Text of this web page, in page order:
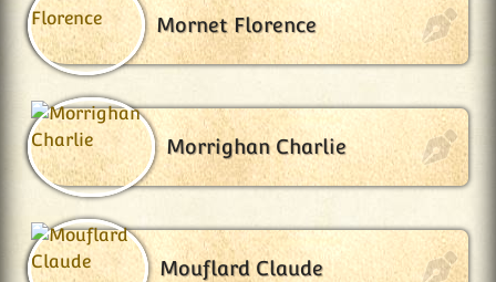
Mornet Florence
Morrighan Charlie
Mouflard Claude